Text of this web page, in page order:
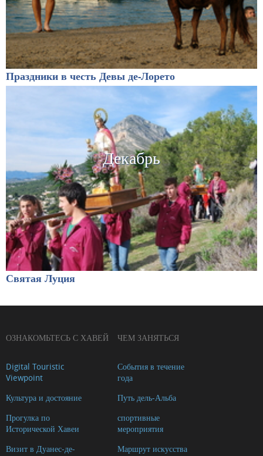
Праздники в честь Девы де-Лорето
Декабрь
Святая Луция
ОЗНАКОМЬТЕСЬ С ХАВЕЙ
Digital Touristic
Viewpoint
Культура и достояние
Прогулка по
Исторической Хавеи
Визит в Дуанес-де-
ЧЕМ ЗАНЯТЬСЯ
События в течение
года
Путь дель-Альба
спортивные
мероприятия
Маршрут искусства